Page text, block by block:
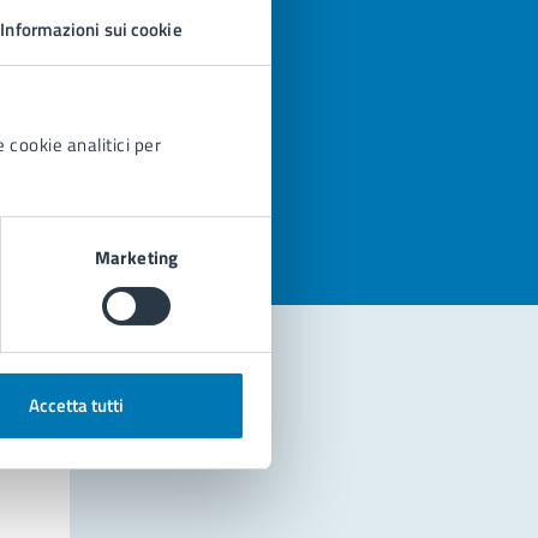
Informazioni sui cookie
cookie analitici per
Marketing
Accetta tutti